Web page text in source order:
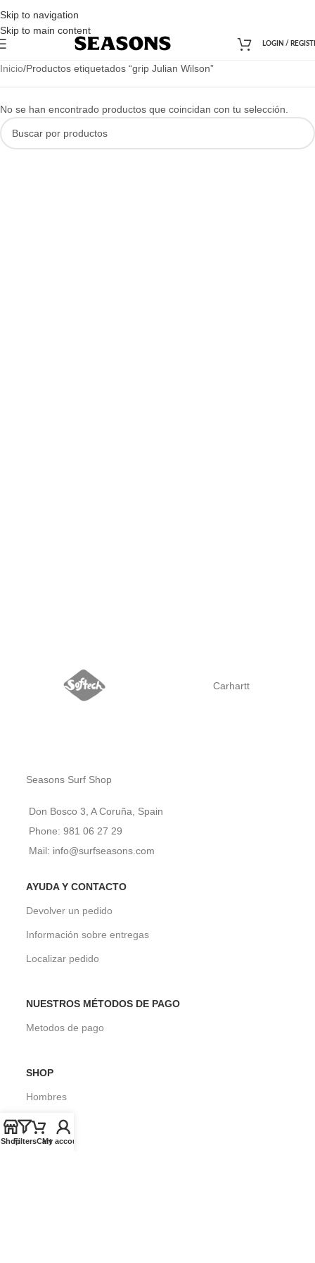
Skip to navigation
Skip to main content
LOGIN /
Inicio Productos etiquetados “grip Julian Wilson”
No se han encontrado productos que coincidan con tu selección.
Carhartt
Seasons Surf Shop
Don Bosco 3, A Coruña, Spain
Phone: 981 06 27 29
Mail: info@surfseasons.com
AYUDA Y CONTACTO
Devolver un pedido
Información sobre entregas
Localizar pedido
NUESTROS MÉTODOS DE PAGO
Metodos de pago
SHOP
Hombres
Mujeres
Niños
ShopFiltersCart
My account